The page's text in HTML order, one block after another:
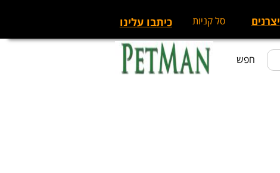
כיתבו עלינו סל קניות יצרנים
חפש